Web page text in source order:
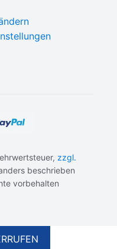
zzgl.
beschrieben
vorbehalten